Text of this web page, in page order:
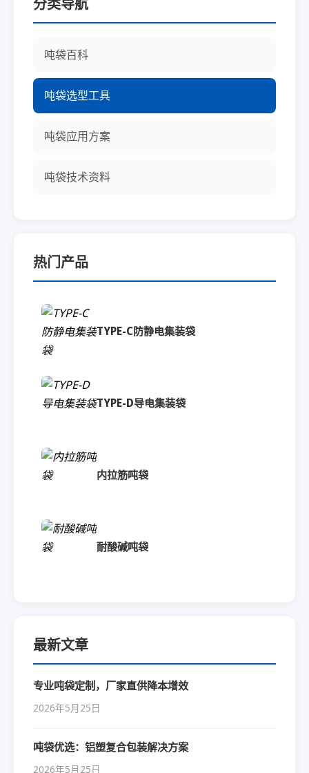
吨袋百科
吨袋选型工具
吨袋应用方案
吨袋技术资料
热门产品
TYPE-C防静电集装袋
TYPE-D导电集装袋
内拉筋吨袋
耐酸碱吨袋
最新文章
专业吨袋定制，厂家直供降本增效
2026年5月25日
吨袋优选：铝塑复合包装解决方案
2026年5月25日